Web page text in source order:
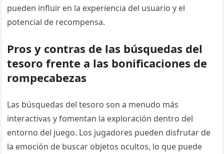
pueden influir en la experiencia del usuario y el
potencial de recompensa.
Pros y contras de las búsquedas del
tesoro frente a las bonificaciones de
rompecabezas
Las búsquedas del tesoro son a menudo más
interactivas y fomentan la exploración dentro del
entorno del juego. Los jugadores pueden disfrutar de
la emoción de buscar objetos ocultos, lo que puede